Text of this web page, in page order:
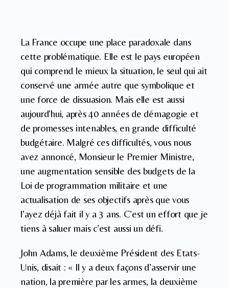
La France occupe une place paradoxale dans
cette problématique. Elle est le pays européen
qui comprend le mieux la situation, le seul qui ait
conservé une armée autre que symbolique et
une force de dissuasion. Mais elle est aussi
aujourd’hui, après 40 années de démagogie et
de promesses intenables, en grande difficulté
budgétaire. Malgré ces difficultés, vous nous
avez annoncé, Monsieur le Premier Ministre,
une augmentation sensible des budgets de la
Loi de programmation militaire et une
actualisation de ses objectifs après que vous
l’ayez déjà fait il y a 3 ans. C’est un effort que je
tiens à saluer mais c’est aussi un défi.
John Adams, le deuxième Président des Etats-
Unis, disait : « Il y a deux façons d’asservir une
nation, la première par les armes, la deuxième